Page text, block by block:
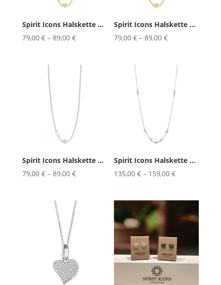
Spirit Icons Halskette Lucky Gre...
79,00 €– 89,00 €
Spirit Icons Halskette Lucky Pea...
79,00€ –89,00€
Spirit Icons Halskette Lucky Ros...
79,00 €– 89,00 €
Spirit Icons Halskette Soul 42/45cm
135,00€ – 159,00€